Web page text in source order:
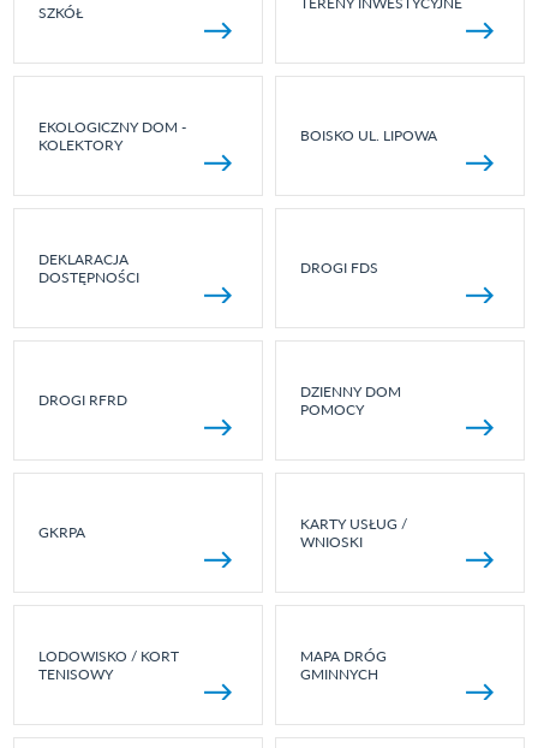
SZKÓŁ
EKOLOGICZNY DOM -
KOLEKTORY
BOISKO UL. LIPOWA
DEKLARACJA
DOSTĘPNOŚCI
DROGI FDS
DROGI RFRD
DZIENNY DOM
POMOCY
GKRPA
KARTY USŁUG /
WNIOSKI
LODOWISKO / KORT
TENISOWY
MAPA DRÓG
GMINNYCH